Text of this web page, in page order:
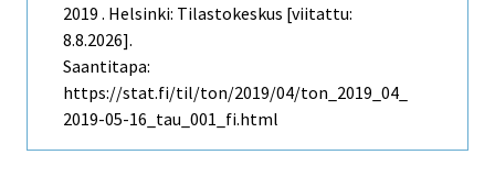
2019 . Helsinki: Tilastokeskus [viitattu:
8.8.2026].
Saantitapa:
https://stat.fi/til/ton/2019/04/ton_2019_04_
2019-05-16_tau_001_fi.html